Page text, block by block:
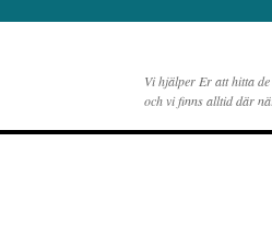
Vi hjälper Er att hitta
och vi finns alltid där